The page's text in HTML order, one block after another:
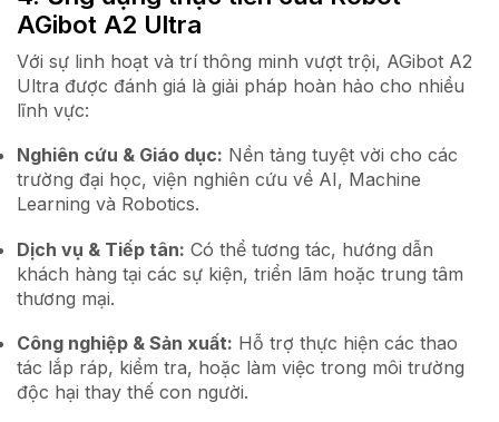
AGibot A2 Ultra
Với sự linh hoạt và trí thông minh vượt trội, AGibot A2
Ultra được đánh giá là giải pháp hoàn hảo cho nhiều
lĩnh vực:
Nghiên cứu & Giáo dục: Nền tảng tuyệt vời cho các
trường đại học, viện nghiên cứu về AI, Machine
Learning và Robotics.
Dịch vụ & Tiếp tân: Có thể tương tác, hướng dẫn
khách hàng tại các sự kiện, triển lãm hoặc trung tâm
thương mại.
Công nghiệp & Sản xuất: Hỗ trợ thực hiện các thao
tác lắp ráp, kiểm tra, hoặc làm việc trong môi trường
độc hại thay thế con người.